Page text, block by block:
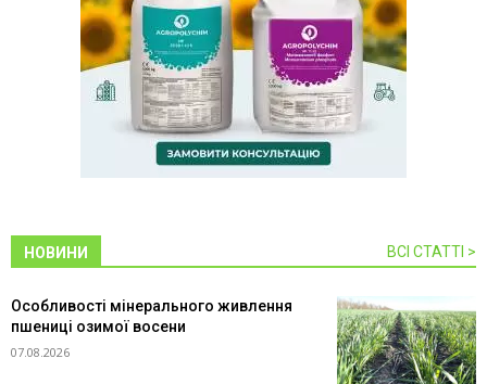
НОВИНИ ВСІ СТАТТІ >
Особливості мінерального живлення
пшениці озимої восени
07.08.2026